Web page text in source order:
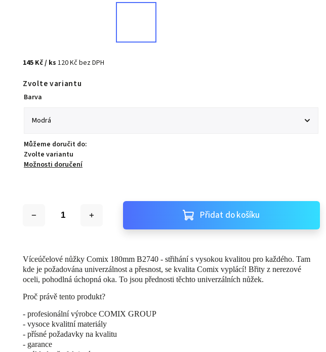
145 Kč/ ks120 Kč bez DPH
Zvolte variantu
Barva
Můžeme doručit do:
Zvolte variantu
Možnosti doručení
Přidat do košíku
Víceúčelové nůžky Comix 180mm B2740 - střihání s vysokou kvalitou pro každého. Tam
kde je požadována univerzálnost a přesnost, se kvalita Comix vyplácí! Břity z nerezové
oceli, pohodlná úchopná oka. To jsou přednosti těchto univerzálních nůžek.
Proč právě tento produkt?
- profesionální výrobce COMIX GROUP
- vysoce kvalitní materiály
- přísné požadavky na kvalitu
- garance